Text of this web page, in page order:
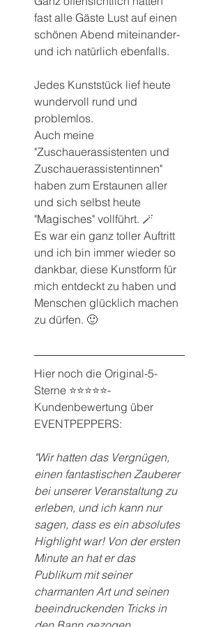
fast alle Gäste Lust auf einen
schönen Abend miteinander-
und ich natürlich ebenfalls.
Jedes Kunststück lief heute
wundervoll rund und
problemlos.
Auch meine
"Zuschauerassistenten und
Zuschauerassistentinnen"
haben zum Erstaunen aller
und sich selbst heute
"Magisches" vollführt. 🪄
Es war ein ganz toller Auftritt
und ich bin immer wieder so
dankbar, diese Kunstform für
mich entdeckt zu haben und
Menschen glücklich machen
zu dürfen. 🙂
Hier noch die Original-5-
Sterne ⭐️⭐️⭐️⭐️⭐️-
Kundenbewertung über
EVENTPEPPERS:
"Wir hatten das Vergnügen,
einen fantastischen Zauberer
bei unserer Veranstaltung zu
erleben, und ich kann nur
sagen, dass es ein absolutes
Highlight war! Von der ersten
Minute an hat er das
Publikum mit seiner
charmanten Art und seinen
beeindruckenden Tricks in